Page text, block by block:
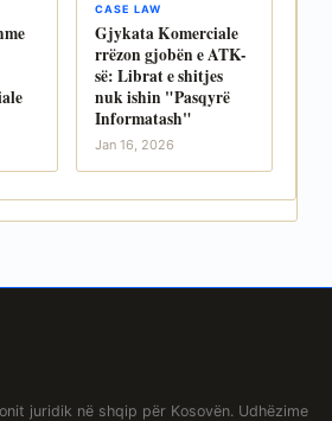
CASE LAW
Gjykata Komerciale
rrëzon gjobën e ATK-
së: Librat e shitjes
nuk ishin "Pasqyrë
Informatash"
Jan 16, 2026
juridik në shqip për Kosovën. Udhëzime